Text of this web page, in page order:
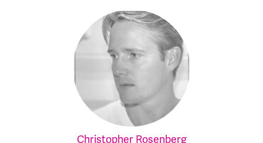
Christopher Rosenberg